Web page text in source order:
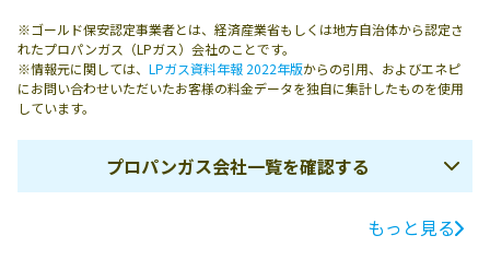
※ゴールド保安認定事業者とは、経済産業省もしくは地方自治体から認定さ
れたプロパンガス（LPガス）会社のことです。
※情報元に関しては、 LPガス資料年報 2022年版からの引用、およびエネピ
にお問い合わせいただいたお客様の料金データを独自に集計したものを使用
しています。
プロパンガス会社一覧を確認する
電話番号
もっと見る